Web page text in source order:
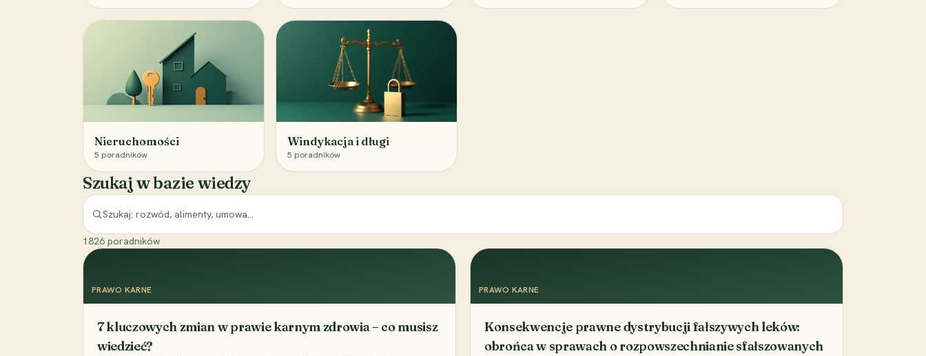
Nieruchomości
5 poradników
Windykacja i długi
5 poradników
Szukaj w bazie wiedzy
1826 poradników
PRAWO KARNE
7 kluczowych zmian w prawie karnym zdrowia – co musisz
wiedzieć?
PRAWO KARNE
Konsekwencje prawne dystrybucji fałszywych leków:
obrońca w sprawach o rozpowszechnianie sfałszowanych